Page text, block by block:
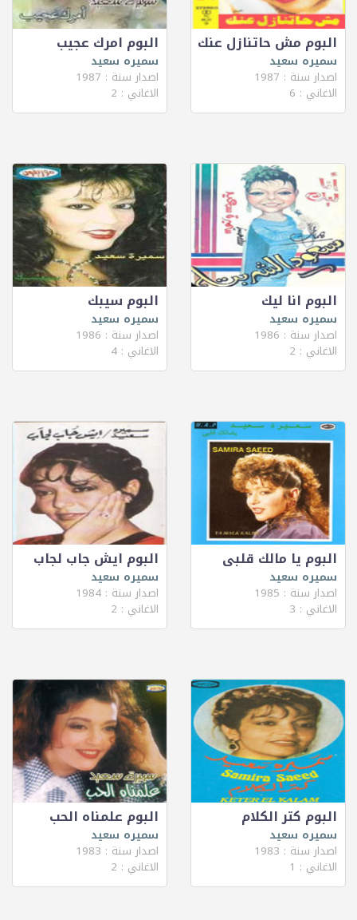
البوم مش حاتنازل عنك
سميره سعيد
اصدار سنة : 1987
الاغاني : 6
البوم امرك عجيب
سميره سعيد
اصدار سنة : 1987
الاغاني : 2
البوم انا ليك
سميره سعيد
اصدار سنة : 1986
الاغاني : 2
البوم سيبك
سميره سعيد
اصدار سنة : 1986
الاغاني : 4
البوم يا مالك قلبى
سميره سعيد
اصدار سنة : 1985
الاغاني : 3
البوم ايش جاب لجاب
سميره سعيد
اصدار سنة : 1984
الاغاني : 2
البوم كتر الكلام
سميره سعيد
اصدار سنة : 1983
الاغاني : 1
البوم علمناه الحب
سميره سعيد
اصدار سنة : 1983
الاغاني : 2